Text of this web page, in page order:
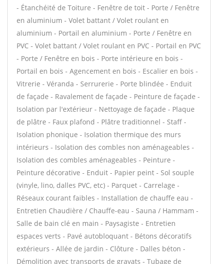
- Étanchéité de Toiture - Fenêtre de toit - Porte / Fenêtre
en aluminium - Volet battant / Volet roulant en
aluminium - Portail en aluminium - Porte / Fenêtre en
PVC - Volet battant / Volet roulant en PVC - Portail en PVC
- Porte / Fenêtre en bois - Porte intérieure en bois -
Portail en bois - Agencement en bois - Escalier en bois -
Vitrerie - Véranda - Serrurerie - Porte blindée - Enduit
de façade - Ravalement de façade - Peinture de façade -
Isolation par l'extérieur - Nettoyage de façade - Plaque
de plâtre - Faux plafond - Plâtre traditionnel - Staff -
Isolation phonique - Isolation thermique des murs
intérieurs - Isolation des combles non aménageables -
Isolation des combles aménageables - Peinture -
Peinture décorative - Enduit - Papier peint - Sol souple
(vinyle, lino, dalles PVC, etc) - Parquet - Carrelage -
Réseaux courant faibles - Installation de chauffe eau -
Entretien Chaudière / Chauffe-eau - Sauna / Hammam -
Salle de bain clé en main - Paysagiste - Entretien
espaces verts - Pavé autobloquant - Bétons décoratifs
extérieurs - Allée de jardin - Clôture - Dalles béton -
Démolition avec transports de gravats - Tubage de